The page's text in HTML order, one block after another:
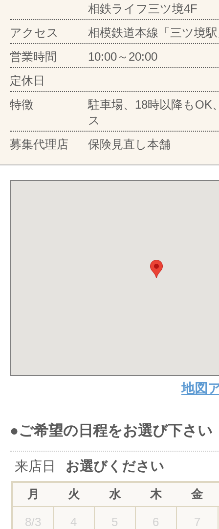
相鉄ライフ三ツ境4F
アクセス
相模鉄道本線「三ツ境
営業時間
10:00～20:00
定休日
特徴
駐車場、18時以降もOK
ス
募集代理店
保険見直し本舗
地図
●ご希望の日程をお選び下さい
来店日 お選びください
月 火 水 木 金
8/3 4 5 6 7